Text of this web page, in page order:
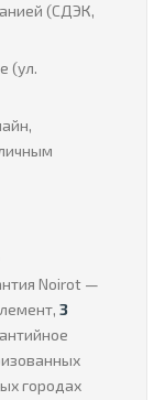
(СДЭК,
(ул.
Noirot —
3
городах